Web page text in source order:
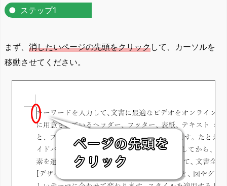
ステップ1
まず、 消したいページの先頭をクリックして、カーソルを
移動させてください。